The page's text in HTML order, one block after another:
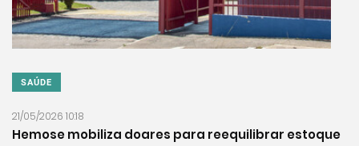
SAÚDE
21/05/2026 10:18
Hemose mobiliza doares para reequilibrar estoque